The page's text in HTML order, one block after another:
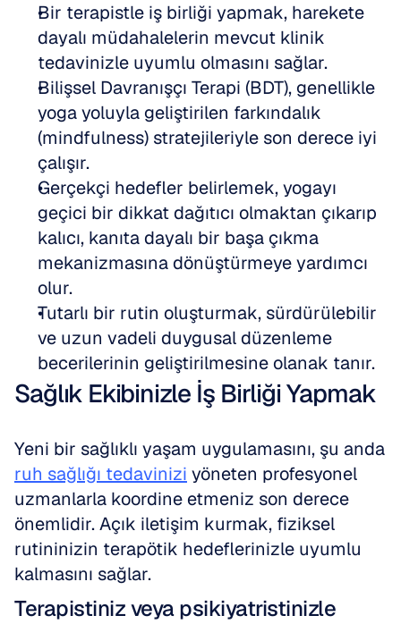
Bir terapistle iş birliği yapmak, harekete
dayalı müdahalelerin mevcut klinik
tedavinizle uyumlu olmasını sağlar.
Bilişsel Davranışçı Terapi (BDT), genellikle
yoga yoluyla geliştirilen farkındalık
(mindfulness) stratejileriyle son derece iyi
çalışır.
Gerçekçi hedefler belirlemek, yogayı
geçici bir dikkat dağıtıcı olmaktan çıkarıp
kalıcı, kanıta dayalı bir başa çıkma
mekanizmasına dönüştürmeye yardımcı
olur.
Tutarlı bir rutin oluşturmak, sürdürülebilir
ve uzun vadeli duygusal düzenleme
becerilerinin geliştirilmesine olanak tanır.
Sağlık Ekibinizle İş Birliği Yapmak
ruh sağlığı tedavinizi yöneten profesyonel
uzmanlarla koordine etmeniz son derece
önemlidir. Açık iletişim kurmak, fiziksel
rutininizin terapötik hedeflerinizle uyumlu
kalmasını sağlar.
Terapistiniz veya psikiyatristinizle